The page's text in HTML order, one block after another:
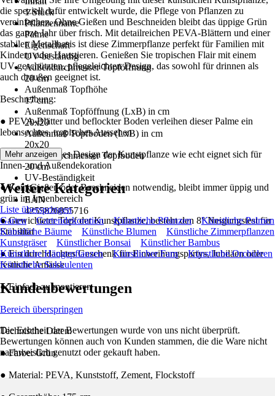
1 Stück
Pflanzenname
Palme
Eigenschaft
UV-beständig
Außendurchmesser Topföffnung
20 cm
Außenmaß Topfhöhe
17 cm
Außenmaß Topföffnung (LxB) in cm
20x20
Außenmaß Topfboden (LxB) in cm
20x20
Außendurchmesser Topfboden
20 cm
UV-Beständigkeit
Nein
EAN
4255826855716
die speziell dafür entwickelt wurde, die Pflege von Pflanzen zu
vereinfachen. Ohne Gießen und Beschneiden bleibt das üppige Grün
das ganze Jahr über frisch. Mit detailreichen PEVA-Blättern und einer
stabilen Metallbasis ist diese Zimmerpflanze perfekt für Familien mit
Kindern oder Haustieren. Genießen Sie tropischen Flair mit einem
UV-geschützten, pflegeleichten Design, das sowohl für drinnen als
auch draußen geeignet ist.
Beschreibung:
● PEVA-Blätter und beflockter Boden verleihen dieser Palme ein
lebensechtes, tropisches Aussehen
● UV-beständiges Design der Kunstpflanze wie echt eignet sich für
Innen- und Außendekoration
● Kein Gießen oder Beschneiden notwendig, bleibt immer üppig und
grün im Innenbereich
● Gewichteter Topf der Kunstpflanze, besteht den 8° Neigungstest für
Stabilität
● Ein durchdachtes Geschenk für Einweihungspartys, Jubiläen oder
festliche Anlässe
● Einfach zu montieren
Technische Daten:
● Farbe: Grün
● Material: PEVA, Kunststoff, Zement, Flockstoff
Mehr anzeigen
Weitere Kategorien
Liste überspringen
Garten
Gartendekoration Künstliche Pflanzen
Künstliche Palmen
Künstliche Bäume
Künstliche Blumen
Künstliche Zimmerpflanzen
Kunstgräser
Künstlicher Bonsai
Künstlicher Bambus
Künstliche Hängepflanzen
Künstlicher Farn
Künstliche Orchideen
Künstliche Sukkulenten
Kundenbewertungen
Bereich überspringen
Die Echtheit der Bewertungen wurde von uns nicht überprüft.
Bewertungen können auch von Kunden stammen, die die Ware nicht
nachweislich genutzt oder gekauft haben.